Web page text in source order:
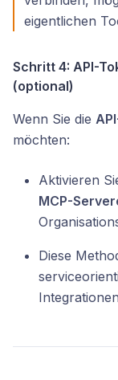
eigentlichen
Schritt 4: API-
(optional)
Wenn Sie die
möchten:
Aktivieren
MCP-
Diese